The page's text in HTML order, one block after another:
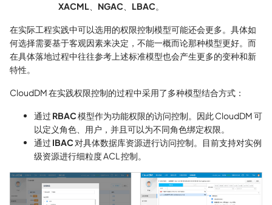
XACML
NGAC LBAC。
在实际工程实践中可以选用的权限控制模型可能还会更多。具体如
何选择需要基于客观因素来决定，不能一概而论那种模型更好。而
在具体落地过程中往往参考上述标准模型也会产生更多的变种和新
特性。
CloudDM 在实践权限控制的过程中采用了多种模型结合方式：
通过 RBAC模型作为功能权限的访问控制。因此 CloudDM 可
以定义角色、用户，并且可以为不同角色绑定权限。
通过 IBAC对具体数据库资源进行访问控制。目前支持对实例
级资源进行细粒度 ACL 控制。